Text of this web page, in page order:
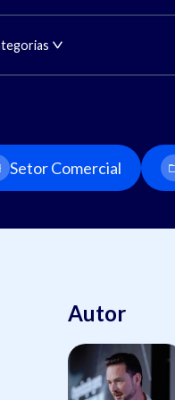
Setor Comercial
Autor